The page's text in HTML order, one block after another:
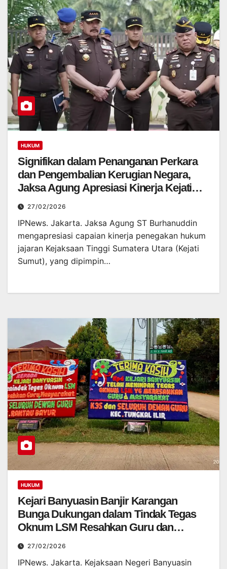
HUKUM
Signifikan dalam Penanganan Perkara
dan Pengembalian Kerugian Negara,
Jaksa Agung Apresiasi Kinerja Kejati
Sumut Dipimpin Harli Siregar
27/02/2026
IPNews. Jakarta. Jaksa Agung ST Burhanuddin
mengapresiasi capaian kinerja penegakan hukum
jajaran Kejaksaan Tinggi Sumatera Utara (Kejati
Sumut), yang dipimpin…
HUKUM
Kejari Banyuasin Banjir Karangan
Bunga Dukungan dalam Tindak Tegas
Oknum LSM Resahkan Guru dan
Masyarakat
27/02/2026
IPNews. Jakarta. Kejaksaan Negeri Banyuasin